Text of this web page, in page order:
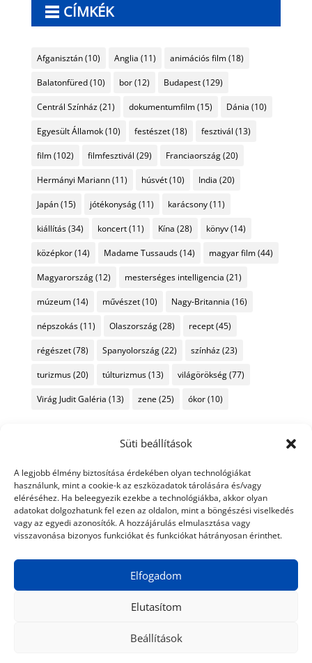
Süti beállítások
A legjobb élmény biztosítása érdekében olyan technológiákat
használunk, mint a cookie-k az eszközadatok tárolására és/vagy
eléréséhez. Ha beleegyezik ezekbe a technológiákba, akkor olyan
adatokat dolgozhatunk fel ezen az oldalon, mint a böngészési viselkedés
vagy az egyedi azonosítók. A hozzájárulás elmulasztása vagy
visszavonása bizonyos funkciókat és funkciókat hátrányosan érinthet.
Elfogadom
Elutasítom
Beállítások
CÍMKÉK
Afganisztán(10) Anglia (11) animációs film(18)
Balatonfüred(10) bor(12) Budapest(129)
Centrál Színház(21) dokumentumfilm(15) Dánia (10)
Egyesült Államok(10) festészet(18) fesztivál (13)
film(102) filmfesztivál (29) Franciaország(20)
Hermányi Mariann(11) húsvét(10) India (20)
Japán(15) jótékonyság(11) karácsony(11)
kiállítás(34) koncert(11) Kína (28) könyv(14)
középkor(14) Madame Tussauds(14) magyar film(44)
Magyarország(12) mesterséges intelligencia (21)
múzeum(14) művészet(10) Nagy-Britannia (16)
népszokás(11) Olaszország(28) recept(45)
régészet(78) Spanyolország(22) színház(23)
turizmus(20) túlturizmus(13) világörökség(77)
Virág Judit Galéria (13) zene (25) ókor(10)
© 2024 Tiéd a Világ
Médiaajánlat